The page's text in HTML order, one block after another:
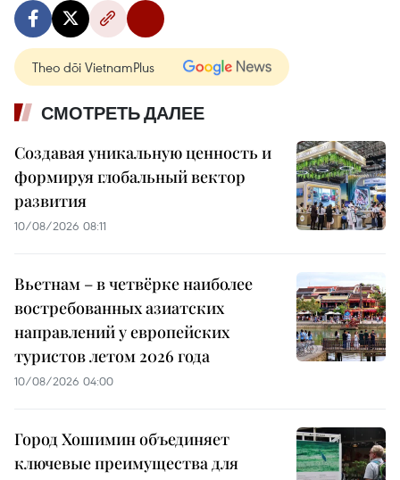
Theo dõi VietnamPlus
СМОТРЕТЬ ДАЛЕЕ
Создавая уникальную ценность и
формируя глобальный вектор
развития
10/08/2026 08:11
Вьетнам – в четвёрке наиболее
востребованных азиатских
направлений у европейских
туристов летом 2026 года
10/08/2026 04:00
Город Хошимин объединяет
ключевые преимущества для